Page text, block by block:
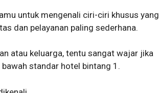
untuk mengenali ciri-ciri khusus yang
dan pelayanan paling sederhana.
atau keluarga, tentu sangat wajar jika
standar hotel bintang 1.